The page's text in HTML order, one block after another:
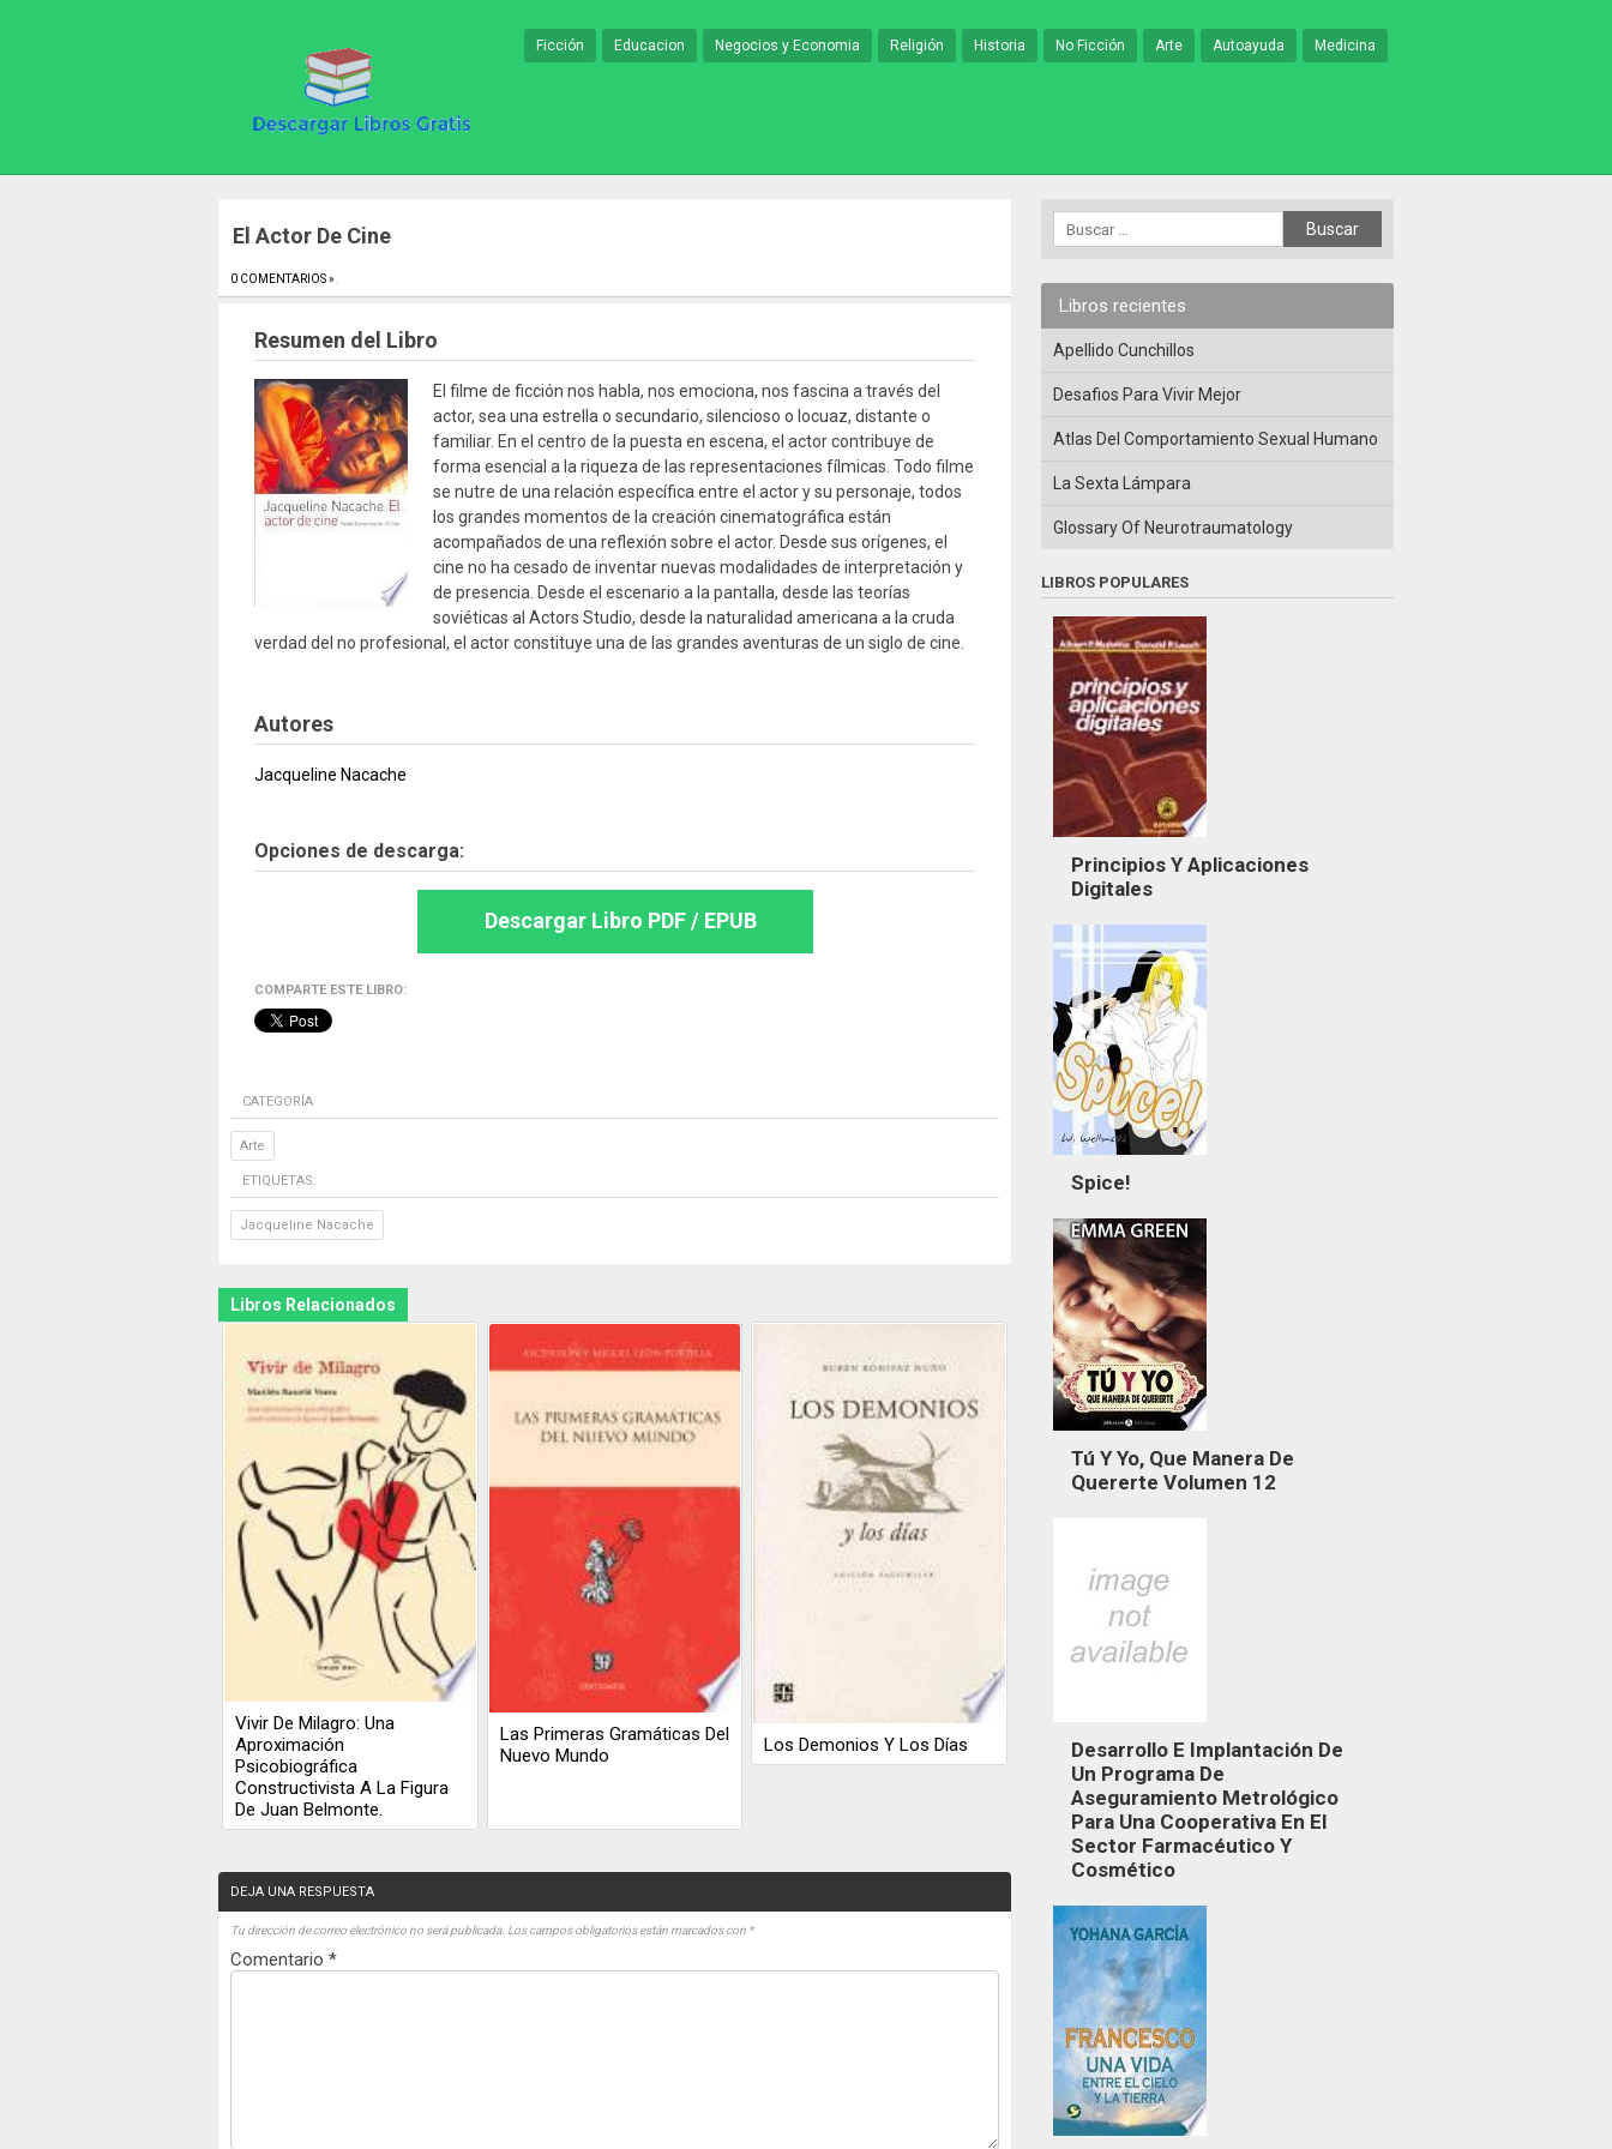
Ficción Educacion Negocios y Economia Religión Historia No Ficción Arte Autoayuda Medicina
El Actor De Cine
0 COMENTARIOS »
Resumen del Libro
El filme de ficción nos habla, nos emociona, nos fascina a través del
actor, sea una estrella o secundario, silencioso o locuaz, distante o
familiar. En el centro de la puesta en escena, el actor contribuye de
forma esencial a la riqueza de las representaciones fílmicas. Todo filme
se nutre de una relación específica entre el actor y su personaje, todos
los grandes momentos de la creación cinematográfica están
acompañados de una reflexión sobre el actor. Desde sus orígenes, el
cine no ha cesado de inventar nuevas modalidades de interpretación y
de presencia. Desde el escenario a la pantalla, desde las teorías
soviéticas al Actors Studio, desde la naturalidad americana a la cruda
verdad del no profesional, el actor constituye una de las grandes aventuras de un siglo de cine.
Autores
Jacqueline Nacache
Opciones de descarga:
Descargar Libro PDF / EPUB
COMPARTE ESTE LIBRO:
CATEGORÍA
Arte
ETIQUETAS:
Jacqueline Nacache
Libros Relacionados
Vivir De Milagro: Una
Aproximación
Psicobiográfica
Constructivista A La Figura
De Juan Belmonte.
Las Primeras Gramáticas Del
Nuevo Mundo
Los Demonios Y Los Días
DEJA UNA RESPUESTA
Tu dirección de correo electrónico no será publicada. Los campos obligatorios están marcados con *
Comentario *
Libros recientes
Apellido Cunchillos
Desafios Para Vivir Mejor
Atlas Del Comportamiento Sexual Humano
La Sexta Lámpara
Glossary Of Neurotraumatology
LIBROS POPULARES
Principios Y Aplicaciones
Digitales
Spice!
Tú Y Yo, Que Manera De
Quererte Volumen 12
Desarrollo E Implantación De
Un Programa De
Aseguramiento Metrológico
Para Una Cooperativa En El
Sector Farmacéutico Y
Cosmético